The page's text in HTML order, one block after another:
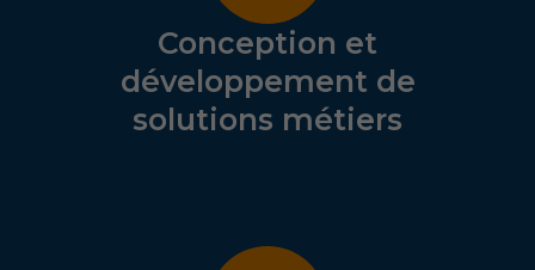
Conception et
développement de
solutions métiers